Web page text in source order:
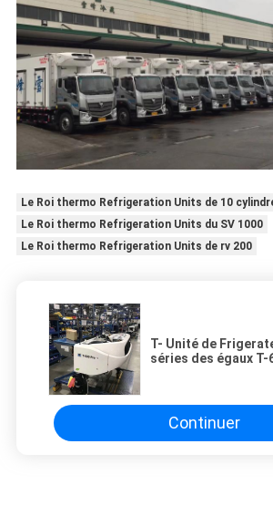
Le Roi thermo Refrigeration Units de 10
Le Roi thermo Refrigeration Units du SV 1000
Le Roi thermo Refrigeration Units de rv 200
T- Unité de
séries des égaux T-
Continuer